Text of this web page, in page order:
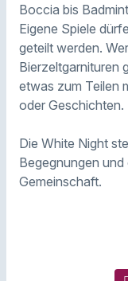
Boccia bis
Eigene Spiele
geteilt werden.
Bierzeltgarnituren
etwas zum Teilen
oder Geschichten.
Die White Night
Begegnungen
Gemeinschaft.